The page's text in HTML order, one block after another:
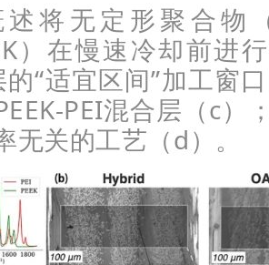
将无定形聚合物
）在慢速冷却前
的“适宜区间”加工窗
混合层（c）
无关的工艺（d）。